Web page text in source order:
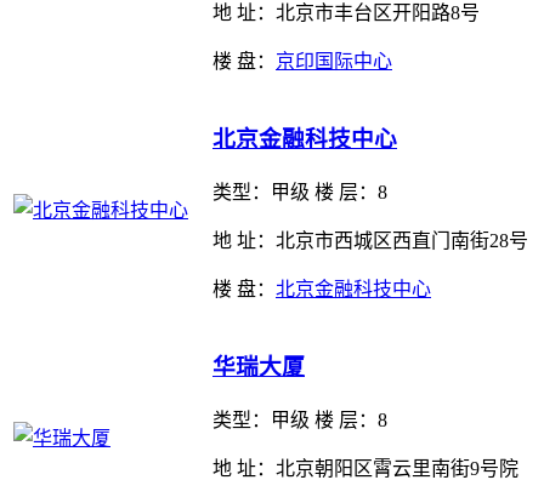
地 址：北京市丰台区开阳路8号
楼 盘： 京印国际中心
北京金融科技中心
类型： 甲级 楼 层：8
地 址：北京市西城区西直门南街28号
楼 盘： 北京金融科技中心
华瑞大厦
类型： 甲级 楼 层：8
地 址：北京朝阳区霄云里南街9号院